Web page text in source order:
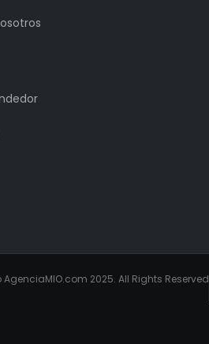
AgenciaMIO.com 2025. All Rights Reserved